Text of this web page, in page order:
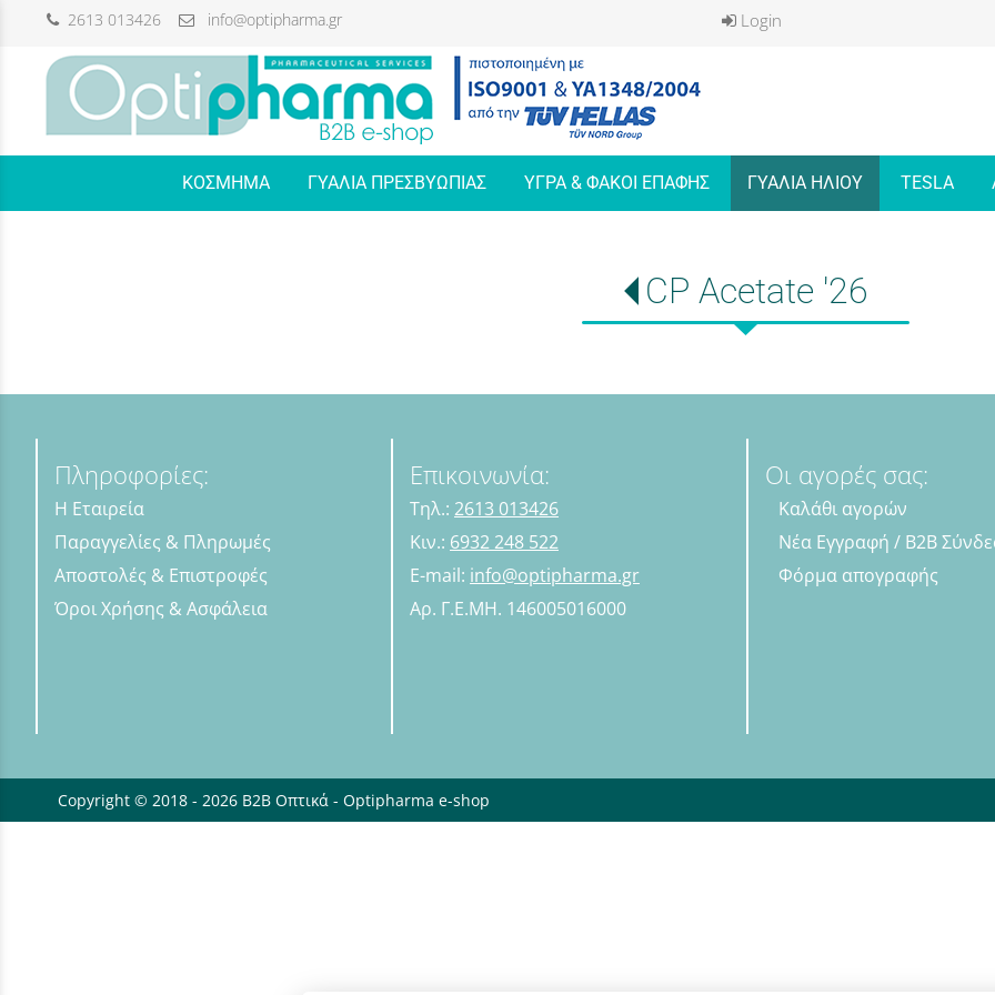
2613 013426 info@optipharma.gr Login
ΚΟΣΜΗΜΑ ΓΥΑΛΙΑ ΠΡΕΣΒΥΩΠΙΑΣ ΥΓΡΑ & ΦΑΚΟΙ ΕΠΑΦΗΣ ΓΥΑΛΙΑ ΗΛΙΟΥ TESLA
CP Acetate '26
Πληροφορίες:
Η Εταιρεία
Παραγγελίες & Πληρωμές
Αποστολές & Επιστροφές
Όροι Χρήσης & Ασφάλεια
Επικοινωνία:
Τηλ.: 2613 013426
Κιν.: 6932 248 522
E-mail: info@optipharma.gr
Αρ. Γ.Ε.ΜΗ. 146005016000
Οι αγορές σας:
Καλάθι αγορών
Νέα Εγγραφή / B2B
Φόρμα απογραφής
Copyright © 2018 - 2026 B2B Οπτικά - Optipharma e-shop